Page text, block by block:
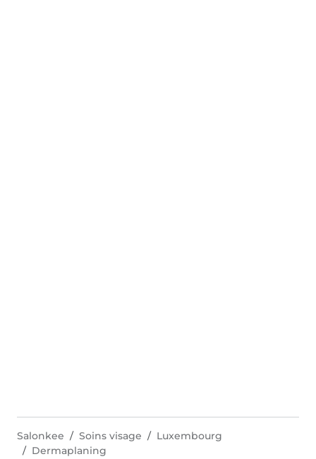
Salonkee Soins visage
Luxembourg
Dermaplaning